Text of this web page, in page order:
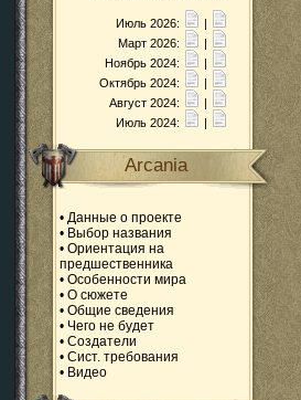
Июль 2026:
|
Март 2026:
|
Ноябрь 2024:
|
Октябрь 2024:
|
Август 2024:
|
Июль 2024:
|
Arcania
• Данные о проекте
• Выбор названия
• Ориентация на
предшественника
• Особенности мира
• О сюжете
• Общие сведения
• Чего не будет
• Создатели
• Сист. требования
• Видео